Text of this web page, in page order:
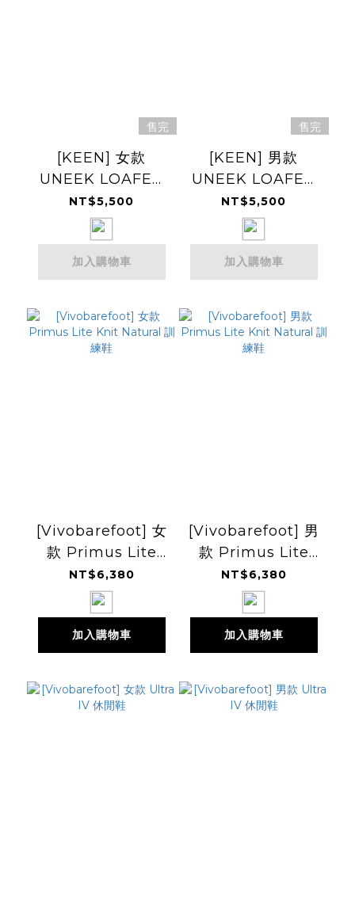
售完
[KEEN] 女款
UNEEK LOAFER
樂福鞋
（1032746）
NT$5,500
加入購物車
售完
[KEEN] 男款
UNEEK LOAFER
樂福鞋
（1032748）
NT$5,500
加入購物車
[Vivobarefoot] 女
款 Primus Lite
Knit Natural 訓練
鞋
NT$6,380
加入購物車
[Vivobarefoot] 男
款 Primus Lite
Knit Natural 訓練
鞋
NT$6,380
加入購物車